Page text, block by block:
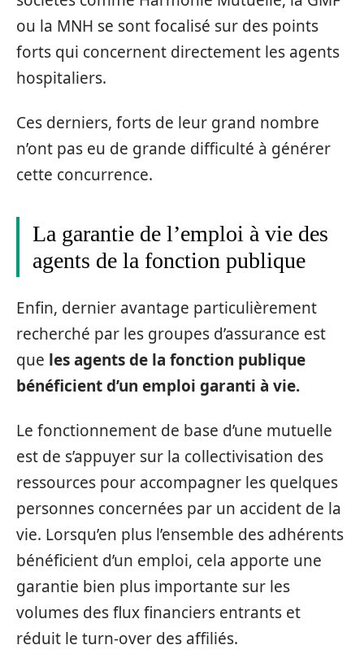
ou la MNH se sont focalisé sur des points
forts qui concernent directement les agents
hospitaliers.
Ces derniers, forts de leur grand nombre
n’ont pas eu de grande difficulté à générer
cette concurrence.
La garantie de l’emploi à vie des
agents de la fonction publique
Enfin, dernier avantage particulièrement
recherché par les groupes d’assurance est
que les agents de la fonction publique
bénéficient d’un emploi garanti à vie.
Le fonctionnement de base d’une mutuelle
est de s’appuyer sur la collectivisation des
ressources pour accompagner les quelques
personnes concernées par un accident de la
vie. Lorsqu’en plus l’ensemble des adhérents
bénéficient d’un emploi, cela apporte une
garantie bien plus importante sur les
volumes des flux financiers entrants et
réduit le turn-over des affiliés.